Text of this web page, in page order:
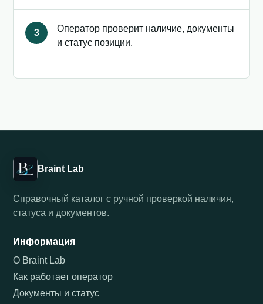
3
Оператор проверит наличие, документы
и статус позиции.
Braint Lab
Справочный каталог с ручной проверкой наличия,
статуса и документов.
Информация
О Braint Lab
Как работает оператор
Документы и статус